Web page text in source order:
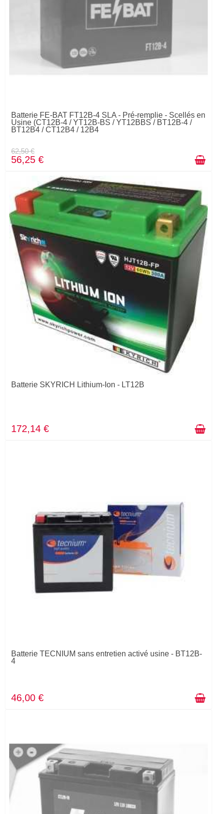
Batterie FE-BAT FT12B-4 SLA - Pré-remplie - Scellés en
Usine (CT12B-4 / YT12B-BS / YT12BBS / BT12B-4 /
BT12B4 / CT12B4 / 12B4
62,50 €
56,25 €
Batterie SKYRICH Lithium-Ion - LT12B
172,14 €
Batterie TECNIUM sans entretien activé usine - BT12B-
4
46,00 €